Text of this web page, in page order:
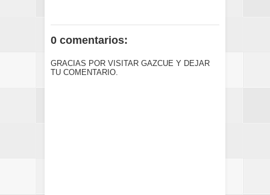
0 comentarios:
GRACIAS POR VISITAR GAZCUE Y DEJAR
TU COMENTARIO.